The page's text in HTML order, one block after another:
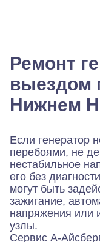
Ремонт
выездом
Нижнем
Если генератор
перебоями, не
нестабильное
его без
могут быть
зажигание,
напряжения или
узлы.
Сервис А-